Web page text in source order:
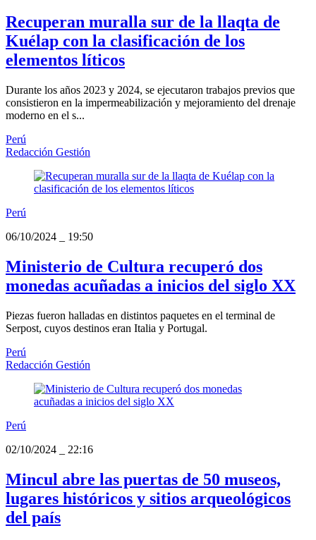
Recuperan muralla sur de la llaqta de
Kuélap con la clasificación de los
elementos líticos
Durante los años 2023 y 2024, se ejecutaron trabajos previos que
consistieron en la impermeabilización y mejoramiento del drenaje
moderno en el s...
Perú
Redacción Gestión
Perú
06/10/2024
19:50
Ministerio de Cultura recuperó dos
monedas acuñadas a inicios del siglo XX
Piezas fueron halladas en distintos paquetes en el terminal de
Serpost, cuyos destinos eran Italia y Portugal.
Perú
Redacción Gestión
Perú
02/10/2024
22:16
Mincul abre las puertas de 50 museos,
lugares históricos y sitios arqueológicos
del país